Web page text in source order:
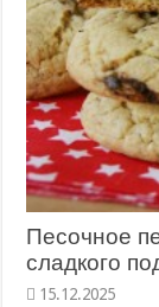
Песочное
сладкого